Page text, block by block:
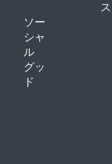
ス
ソー
シャ
ル
グッ
ド